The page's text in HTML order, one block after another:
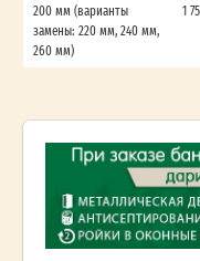
200 мм (варианты
замены: 220 мм, 240 мм,
260 мм)
1